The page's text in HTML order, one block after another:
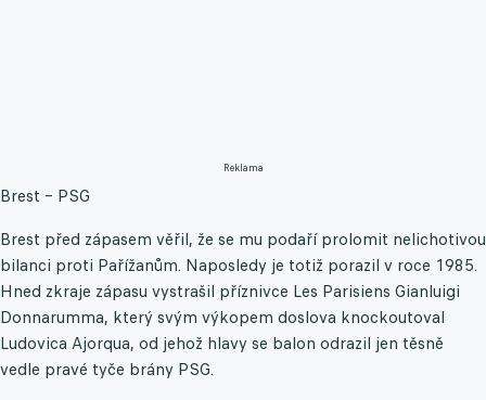
Reklama
Brest – PSG
Brest před zápasem věřil, že se mu podaří prolomit nelichotivou
bilanci proti Pařížanům. Naposledy je totiž porazil v roce 1985.
Hned zkraje zápasu vystrašil příznivce Les Parisiens Gianluigi
Donnarumma, který svým výkopem doslova knockoutoval
Ludovica Ajorqua, od jehož hlavy se balon odrazil jen těsně
vedle pravé tyče brány PSG.